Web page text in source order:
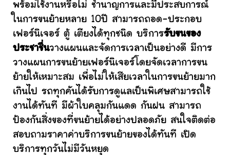
พร้อมใช้งานหรือไม่ ชำนาญการและมีประสบการณ์
ในการขนย้ายหลาย 10ปี สามารถถอด-ประกอบ
เฟอร์นิเจอร์ ตู้ เตียงได้ทุกชนิด บริการรับขนของ
ประชาชื่นวางแผนและจัดการเวลาเป็นอย่างดี มีการ
วางแผนการขนย้ายเฟอร์นิเจอร์โดยจัดเวลาการขน
ย้ายให้เหมาะสม เพื่อไม่ให้เสียเวลาในการขนย้ายมาก
เกินไป รถทุกคันได้รับการดูแลเป็นพิเศษสามารถใช้
งานได้ทันที มีผ้าใบคลุมกันแดด กันฝน สามารถ
ป้องกันสิ่งของที่ขนย้ายได้อย่างปลอดภัย สนใจติดต่อ
สอบถามราคาค่าบริการขนย้ายของได้ทันที เปิด
บริการทุกวันไม่มีวันหยุด